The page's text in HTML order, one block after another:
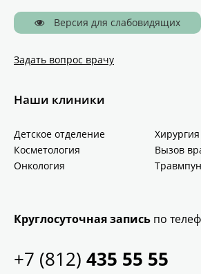
Версия для слабовидящих
Задать вопрос врачу
Наши клиники
Детское отделение
Хирургия
Косметология
Вызов
Онкология
Круглосуточная запись по
+7 (812) 435 55 55